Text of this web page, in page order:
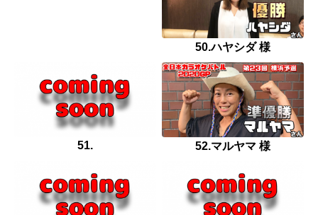
50.ハヤシダ 様
51. 52.マルヤマ 様